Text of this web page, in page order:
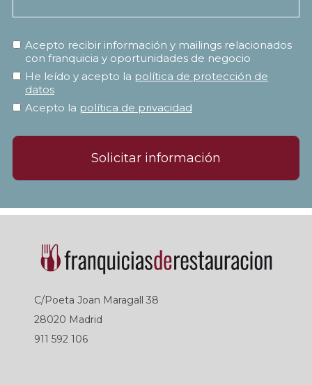
Acepto recibir información y mailings relacionados
con franquicia y oportunidades de negocio
He leído y acepto la política de protección de
datos
Acepto la política de privacidad
Solicitar información
C/Poeta Joan Maragall 38
28020 Madrid
911 592 106